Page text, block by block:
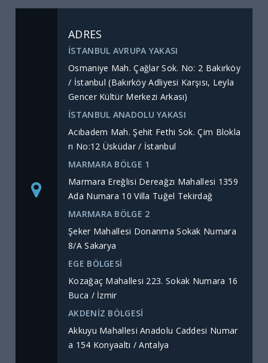
ADRES
İSTANBUL AVRUPA YAKASI
Osmaniye Mah. Çağlar Sok. No: 2 Bakırköy
/ İstanbul (Bakırköy Adliyesi Karşısı, Leyla
Gencer Kültür Merkezi Arkası)
İSTANBUL ANADOLU YAKASI
Acıbadem Mah. Şehit Fethi Sok. Çim Blokla
rı No:12 Üsküdar / İstanbul
MARMARA BÖLGE 1
Marmara Ereğlisi Dereağzı Mahallesi 1359
Ada Numara 10 Villa Tuğel Tekirdağ
MARMARA BÖLGE 2
Şeker Mahallesi Donanma Sokak Numara
8/A Sakarya
EGE BÖLGESİ
Kozağaç Mahallesi 223. Sokak Numara 16
Buca / İzmir
AKDENİZ BÖLGESİ
Akkuyu Mahallesi Anadolu Caddesi Numar
a 154 Konyaaltı / Antalya